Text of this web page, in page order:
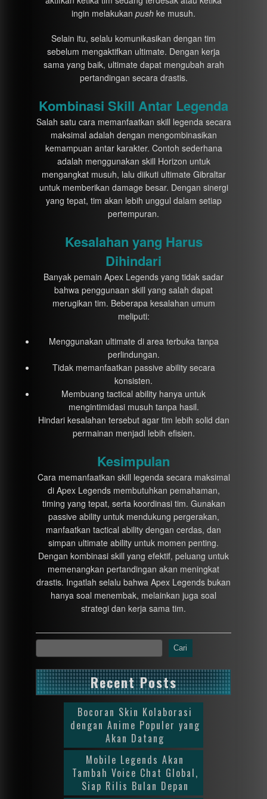
ingin melakukan push ke musuh.
Selain itu, selalu komunikasikan dengan tim
sebelum mengaktifkan ultimate. Dengan kerja
sama yang baik, ultimate dapat mengubah arah
pertandingan secara drastis.
Kombinasi Skill Antar Legenda
Salah satu cara memanfaatkan skill legenda secara
maksimal adalah dengan mengombinasikan
kemampuan antar karakter. Contoh sederhana
adalah menggunakan skill Horizon untuk
mengangkat musuh, lalu diikuti ultimate Gibraltar
untuk memberikan damage besar. Dengan sinergi
yang tepat, tim akan lebih unggul dalam setiap
pertempuran.
Kesalahan yang Harus
Dihindari
Banyak pemain Apex Legends yang tidak sadar
bahwa penggunaan skill yang salah dapat
merugikan tim. Beberapa kesalahan umum
meliputi:
Menggunakan ultimate di area terbuka tanpa
perlindungan.
Tidak memanfaatkan passive ability secara
konsisten.
Membuang tactical ability hanya untuk
mengintimidasi musuh tanpa hasil.
Hindari kesalahan tersebut agar tim lebih solid dan
permainan menjadi lebih efisien.
Kesimpulan
Cara memanfaatkan skill legenda secara maksimal
di Apex Legends membutuhkan pemahaman,
timing yang tepat, serta koordinasi tim. Gunakan
passive ability untuk mendukung pergerakan,
manfaatkan tactical ability dengan cerdas, dan
simpan ultimate ability untuk momen penting.
Dengan kombinasi skill yang efektif, peluang untuk
memenangkan pertandingan akan meningkat
drastis. Ingatlah selalu bahwa Apex Legends bukan
hanya soal menembak, melainkan juga soal
strategi dan kerja sama tim.
Cari
Recent Posts
Bocoran Skin Kolaborasi
dengan Anime Populer yang
Akan Datang
Mobile Legends Akan
Tambah Voice Chat Global,
Siap Rilis Bulan Depan